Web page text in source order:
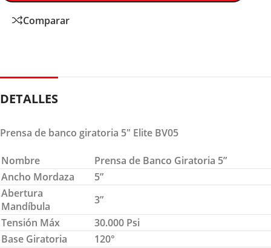
Comparar
DETALLES
Prensa de banco giratoria 5″ Elite BV05
Nombre
Prensa de Banco Giratoria 5”
Ancho Mordaza
5”
Abertura
Mandíbula
3”
Tensión Máx
30.000 Psi
Base Giratoria
120°